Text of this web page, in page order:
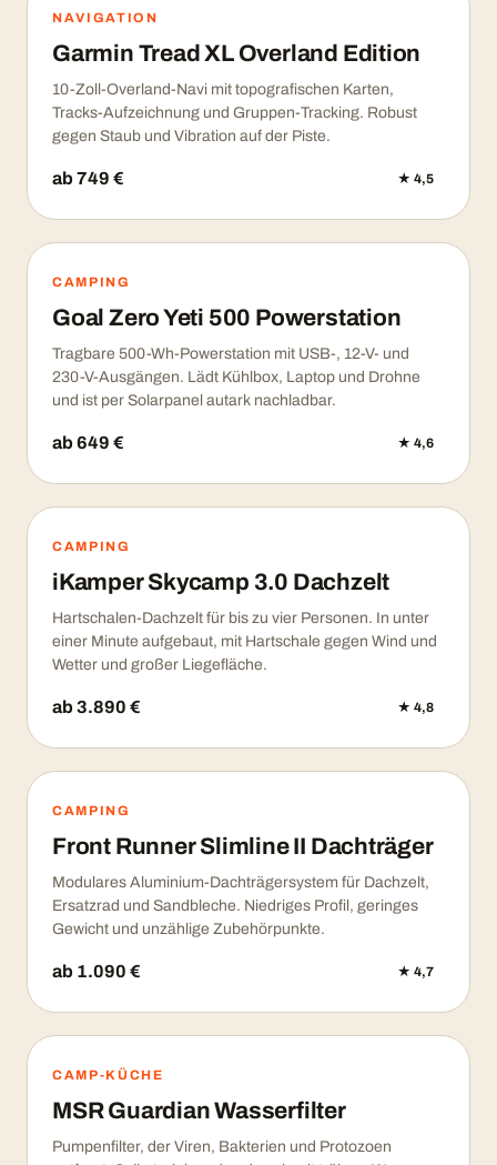
NAVIGATION
Garmin Tread XL Overland Edition
10-Zoll-Overland-Navi mit topografischen Karten,
Tracks-Aufzeichnung und Gruppen-Tracking. Robust
gegen Staub und Vibration auf der Piste.
ab 749 € ★ 4,5
CAMPING
Goal Zero Yeti 500 Powerstation
Tragbare 500-Wh-Powerstation mit USB-, 12-V- und
230-V-Ausgängen. Lädt Kühlbox, Laptop und Drohne
und ist per Solarpanel autark nachladbar.
ab 649 € ★ 4,6
CAMPING
iKamper Skycamp 3.0 Dachzelt
Hartschalen-Dachzelt für bis zu vier Personen. In unter
einer Minute aufgebaut, mit Hartschale gegen Wind und
Wetter und großer Liegefläche.
ab 3.890 € ★ 4,8
CAMPING
Front Runner Slimline II Dachträger
Modulares Aluminium-Dachträgersystem für Dachzelt,
Ersatzrad und Sandbleche. Niedriges Profil, geringes
Gewicht und unzählige Zubehörpunkte.
ab 1.090 € ★ 4,7
CAMP-KÜCHE
MSR Guardian Wasserfilter
Pumpenfilter, der Viren, Bakterien und Protozoen